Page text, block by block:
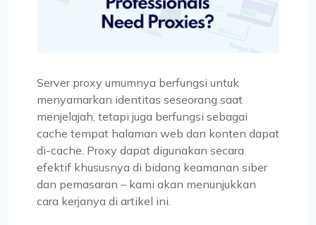
Server proxy umumnya berfungsi untuk
menyamarkan identitas seseorang saat
menjelajah, tetapi juga berfungsi sebagai
cache tempat halaman web dan konten dapat
di-cache. Proxy dapat digunakan secara
efektif khususnya di bidang keamanan siber
dan pemasaran – kami akan menunjukkan
cara kerjanya di artikel ini.